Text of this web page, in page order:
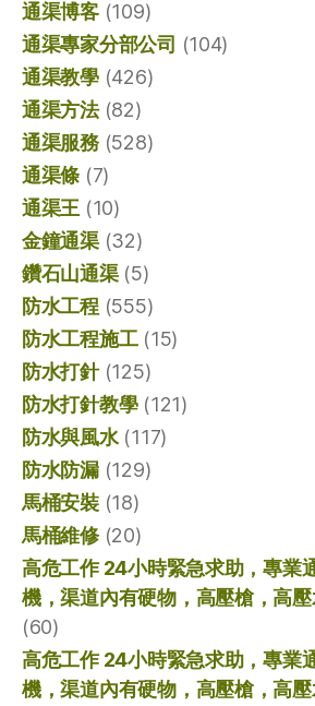
通渠博客(109)
通渠專家分部公司 (104)
通渠教學(426)
通渠方法(82)
通渠服務(528)
通渠條 (7)
通渠王 (10)
金鐘通渠(32)
鑽石山通渠(5)
防水工程(555)
防水工程施工(15)
防水打針(125)
防水打針教學(121)
防水與風水(117)
防水防漏(129)
馬桶安裝(18)
馬桶維修(20)
高危工作 24小時緊急求助，專業
機，渠道內有硬物，高壓槍，高
(60)
高危工作 24小時緊急求助，專業
機，渠道內有硬物，高壓槍，高